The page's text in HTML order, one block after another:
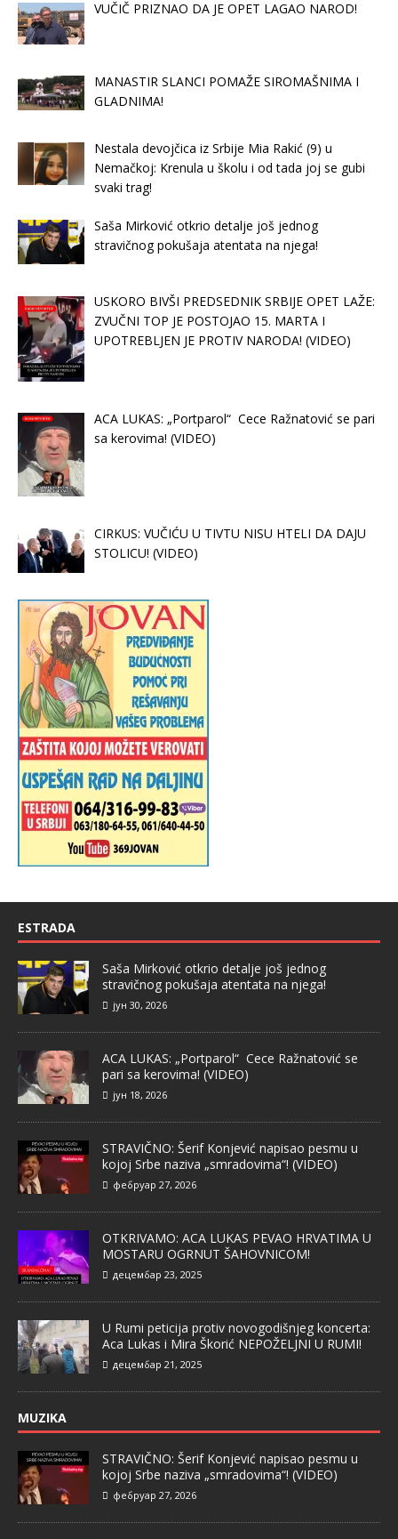
VUČIČ PRIZNAO DA JE OPET LAGAO NAROD!
MANASTIR SLANCI POMAŽE SIROMAŠNIMA I
GLADNIMA!
Nestala devojčica iz Srbije Mia Rakić (9) u
Nemačkoj: Krenula u školu i od tada joj se gubi
svaki trag!
Saša Mirković otkrio detalje još jednog
stravičnog pokušaja atentata na njega!
USKORO BIVŠI PREDSEDNIK SRBIJE OPET LAŽE:
ZVUČNI TOP JE POSTOJAO 15. MARTA I
UPOTREBLJEN JE PROTIV NARODA! (VIDEO)
ACA LUKAS: „Portparol“ Cece Ražnatović se pari
sa kerovima! (VIDEO)
CIRKUS: VUČIĆU U TIVTU NISU HTELI DA DAJU
STOLICU! (VIDEO)
ESTRADA
Saša Mirković otkrio detalje još jednog
stravičnog pokušaja atentata na njega!
јун 30, 2026
ACA LUKAS: „Portparol“ Cece Ražnatović se
pari sa kerovima! (VIDEO)
јун 18, 2026
STRAVIČNO: Šerif Konjević napisao pesmu u
kojoj Srbe naziva „smradovima“! (VIDEO)
фебруар 27, 2026
OTKRIVAMO: ACA LUKAS PEVAO HRVATIMA U
MOSTARU OGRNUT ŠAHOVNICOM!
децембар 23, 2025
U Rumi peticija protiv novogodišnjeg koncerta:
Aca Lukas i Mira Škorić NEPOŽELJNI U RUMI!
децембар 21, 2025
MUZIKA
STRAVIČNO: Šerif Konjević napisao pesmu u
kojoj Srbe naziva „smradovima“! (VIDEO)
фебруар 27, 2026